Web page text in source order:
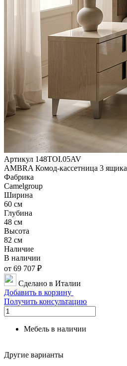
Артикул 148TOI.05AV
AMBRA Комод-кассетница 3 ящика
Фабрика
Camelgroup
Ширина
60 см
Глубина
48 см
Высота
82 см
Наличие
В наличии
от 69 707 ₽
Сделано в Италии
Добавить в корзину
Получить консультацию
Мебель в наличии
Другие варианты